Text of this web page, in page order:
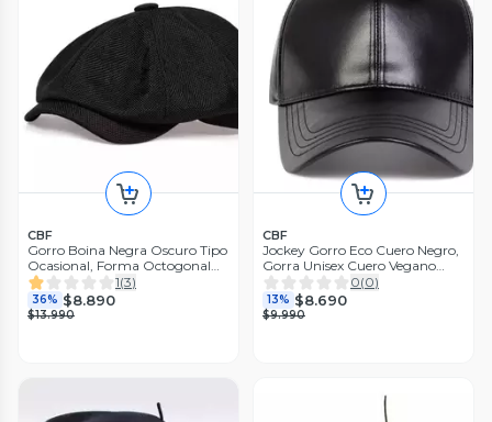
CBF
Gorro Boina Negra Oscuro Tipo
Ocasional, Forma Octogonal
Negra
1(3)
36% $8.890
$13.990
CBF
Jockey Gorro Eco Cuero Negro,
Gorra Unisex Cuero Vegano
Negro Talla Unica
0(0)
13% $8.690
$9.990